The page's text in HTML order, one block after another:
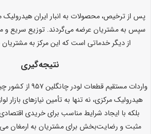
پس از ترخیص، محصولات به انبار ایران
سپس به مشتریان عرضه می‌گردند. توزیع سریع و
از دیگر خدماتی است که این مرکز به
نتیجه‌گیری
واردات مستقیم
هیدرولیک مرکزی، نه تنها به تأمین نیازهای
بلکه با ایجاد شرایط مناسب برای خریدی
مثبت و رضایت‌بخش برای مشتریان به ارمغان